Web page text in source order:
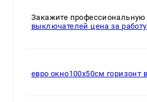
Закажите
выключателей цена за работу
евро окно100х50см горизонт